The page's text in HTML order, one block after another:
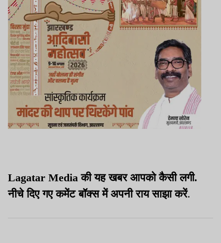
Lagatar Media की यह खबर आपको कैसी लगी.
नीचे दिए गए कमेंट बॉक्स में अपनी राय साझा करें.